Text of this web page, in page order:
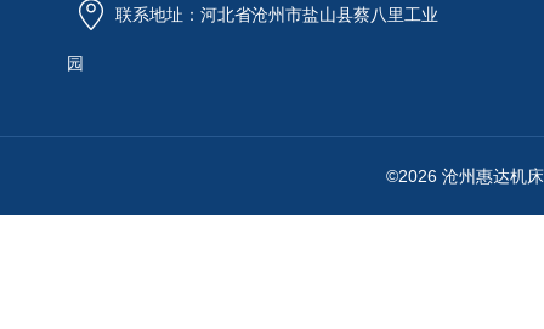
联系地址：河北省沧州市盐山县蔡八里工业
园
©2026 沧州惠达机